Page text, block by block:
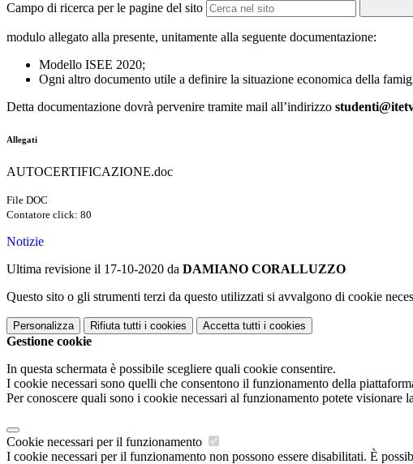
Campo di ricerca per le pagine del sito
modulo allegato alla presente, unitamente alla seguente documentazione:
Modello ISEE 2020;
Ogni altro documento utile a definire la situazione economica della
Detta documentazione dovrà pervenire tramite mail all’indirizzo
Allegati
AUTOCERTIFICAZIONE.doc
File DOC
Contatore click: 80
Notizie
Ultima revisione il 17-10-2020 da DAMIANO CORALLUZZO
Questo sito o gli strumenti terzi da questo utilizzati si avvalgono di cookie
Personalizza Rifiuta tutti i cookies Accetta tutti i cookies
Gestione cookie
In questa schermata è possibile scegliere quali cookie consentire.
I cookie necessari sono quelli che consentono il funzionamento della
Per conoscere quali sono i cookie necessari al funzionamento potete visionare la
Cookie necessari per il funzionamento
I cookie necessari per il funzionamento non possono essere disabilitati. È